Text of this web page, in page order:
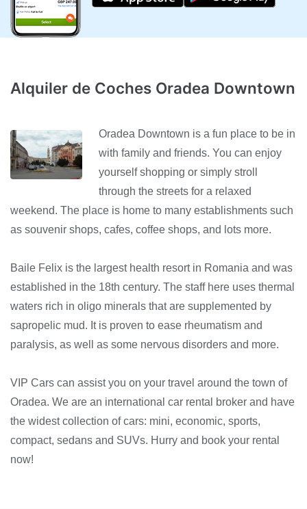
Alquiler de Coches Oradea Downtown
Oradea Downtown is a fun place to be in
with family and friends. You can enjoy
yourself shopping or simply stroll
through the streets for a relaxed
weekend. The place is home to many establishments such
as souvenir shops, cafes, coffee shops, and lots more.
Baile Felix is the largest health resort in Romania and was
established in the 18th century. The staff here uses thermal
waters rich in oligo minerals that are supplemented by
sapropelic mud. It is proven to ease rheumatism and
paralysis, as well as some nervous disorders and more.
VIP Cars can assist you on your travel around the town of
Oradea. We are an international car rental broker and have
the widest collection of cars: mini, economic, sports,
compact, sedans and SUVs. Hurry and book your rental
now!